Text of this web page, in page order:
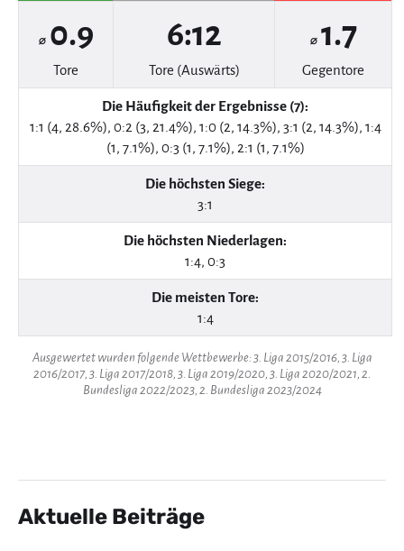
⌀ 0.9
Tore
6:12
Tore (Auswärts)
⌀ 1.7
Gegentore
Die Häufigkeit der Ergebnisse (7):
1:1 (4, 28.6%), 0:2 (3, 21.4%), 1:0 (2, 14.3%), 3:1 (2, 14.3%), 1:4
(1, 7.1%), 0:3 (1, 7.1%), 2:1 (1, 7.1%)
Die höchsten Siege:
3:1
Die höchsten Niederlagen:
1:4, 0:3
Die meisten Tore:
1:4
Ausgewertet wurden folgende Wettbewerbe: 3. Liga 2015/2016, 3. Liga
2016/2017, 3. Liga 2017/2018, 3. Liga 2019/2020, 3. Liga 2020/2021, 2.
Bundesliga 2022/2023, 2. Bundesliga 2023/2024
Aktuelle Beiträge